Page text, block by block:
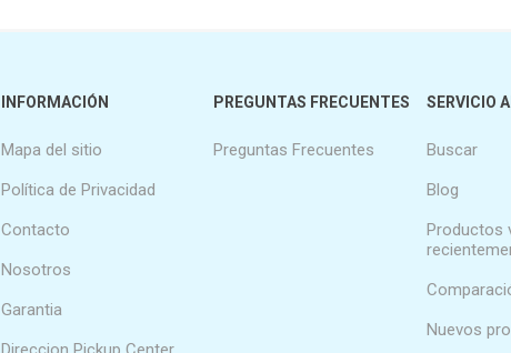
INFORMACIÓN
Mapa del sitio
Política de Privacidad
Contacto
Nosotros
Garantia
PREGUNTAS FRECUENTES
Preguntas Frecuentes
SERVICIO
Buscar
Blog
Productos
Nuevos